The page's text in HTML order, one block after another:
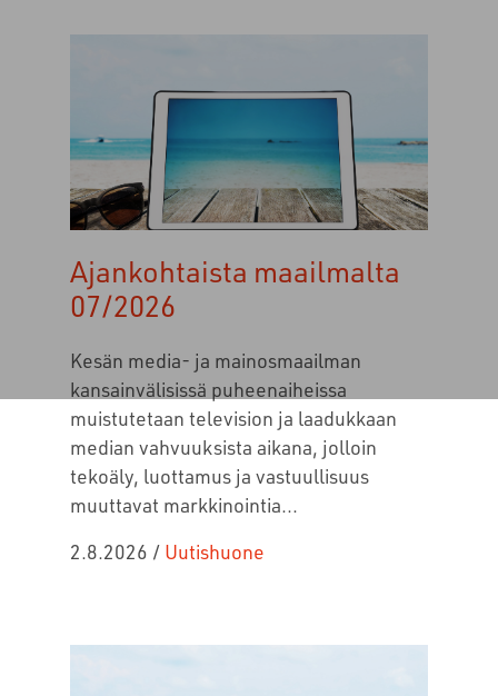
Ajankohtaista maailmalta
07/2026
Kesän media- ja mainosmaailman
kansainvälisissä puheenaiheissa
muistutetaan television ja laadukkaan
median vahvuuksista aikana, jolloin
tekoäly, luottamus ja vastuullisuus
muuttavat markkinointia...
2.8.2026 / Uutishuone